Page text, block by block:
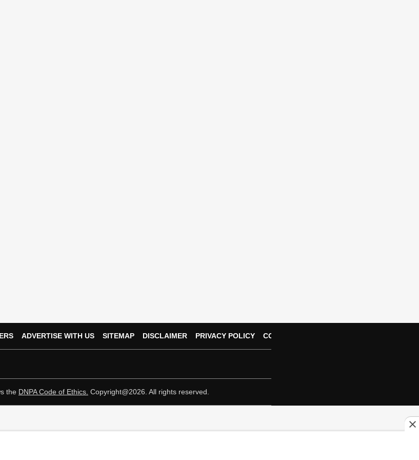
ADVERTISE WITH US SITEMAP DISCLAIMER PRIVACY POLICY CONTACT US
the DNPA Code of Ethics. Copyright@2026. All rights reserved.